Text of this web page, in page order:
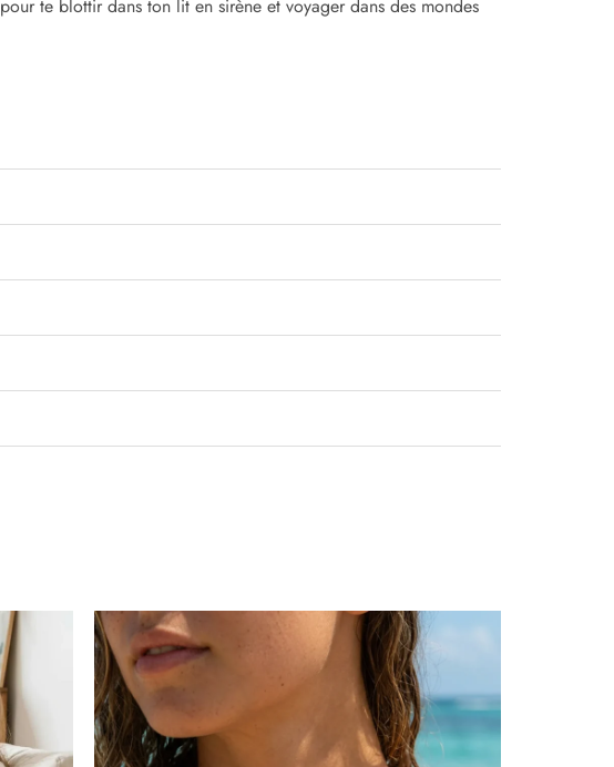
te blottir dans ton lit en sirène et voyager dans des mondes
liste
liste